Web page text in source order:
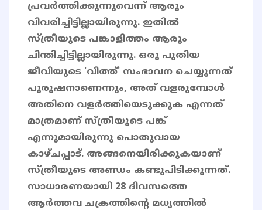
പ്രവർത്തിക്കുന്നുവെന്ന് ആരും
വിവരിച്ചിട്ടില്ലായിരുന്നു. ഇതിൽ
സ്ത്രീയുടെ പങ്കാളിത്തം ആരും
ചിന്തിച്ചിട്ടില്ലായിരുന്നു. ഒരു പുതിയ
ജീവിയുടെ 'വിത്ത്' സംഭാവന ചെയ്യുന്നത്
പുരുഷനാണെന്നും, അത് വളരുമ്പോൾ
അതിനെ വളർത്തിയെടുക്കുക എന്നത്
മാത്രമാണ് സ്ത്രീയുടെ പങ്ക്
എന്നുമായിരുന്നു പൊതുവായ
കാഴ്ചപ്പാട്. അങ്ങനെയിരിക്കുകയാണ്
സ്ത്രീയുടെ അണ്ഡം കണ്ടുപിടിക്കുന്നത്.
സാധാരണയായി 28 ദിവസത്തെ
ആർത്തവ ചക്രത്തിന്റെ മധ്യത്തിൽ